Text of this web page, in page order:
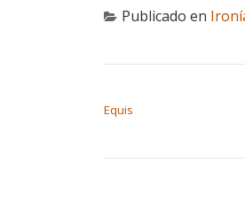
Publicado en
Equis